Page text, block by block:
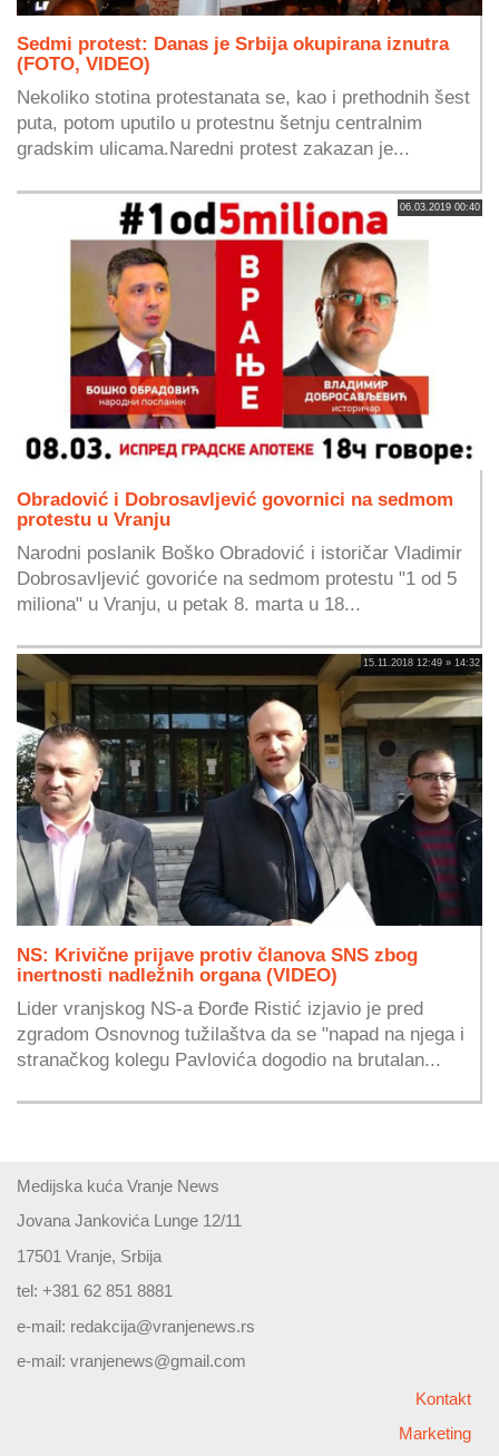
Sedmi protest: Danas je Srbija okupirana iznutra
(FOTO, VIDEO)
Nekoliko stotina protestanata se, kao i prethodnih šest
puta, potom uputilo u protestnu šetnju centralnim
gradskim ulicama.Naredni protest zakazan je...
06.03.2019 00:40
Obradović i Dobrosavljević govornici na sedmom
protestu u Vranju
Narodni poslanik Boško Obradović i istoričar Vladimir
Dobrosavljević govoriće na sedmom protestu "1 od 5
miliona" u Vranju, u petak 8. marta u 18...
15.11.2018 12:49 » 14:32
NS: Krivične prijave protiv članova SNS zbog
inertnosti nadležnih organa (VIDEO)
Lider vranjskog NS-a Đorđe Ristić izjavio je pred
zgradom Osnovnog tužilaštva da se "napad na njega i
stranačkog kolegu Pavlovića dogodio na brutalan...
Medijska kuća Vranje News
Jovana Jankovića Lunge 12/11
17501 Vranje, Srbija
tel: +381 62 851 8881
e-mail: redakcija@vranjenews.rs
e-mail: vranjenews@gmail.com
Kontakt
Marketing